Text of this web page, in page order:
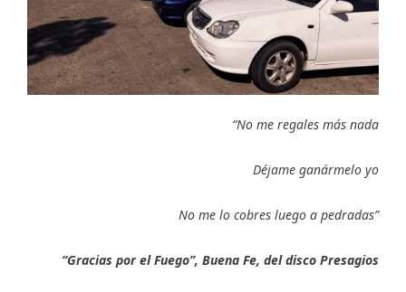
“No me regales más nada
Déjame ganármelo yo
No me lo cobres luego a pedradas”
“Gracias por el Fuego”, Buena Fe, del disco Presagios